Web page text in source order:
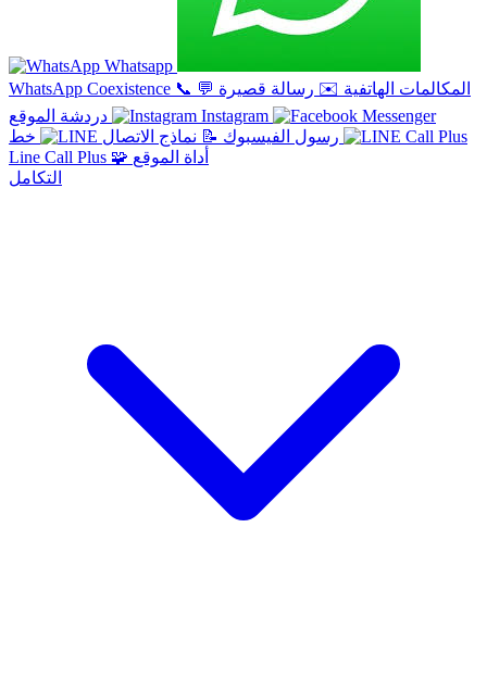
Whatsapp
WhatsApp Coexistence 📞 المكالمات الهاتفية ✉️ رسالة قصيرة 💬
Instagram
رسول الفيسبوك 📝 نماذج الاتصال
Line Call Plus 🧩 أداة الموقع
التكامل